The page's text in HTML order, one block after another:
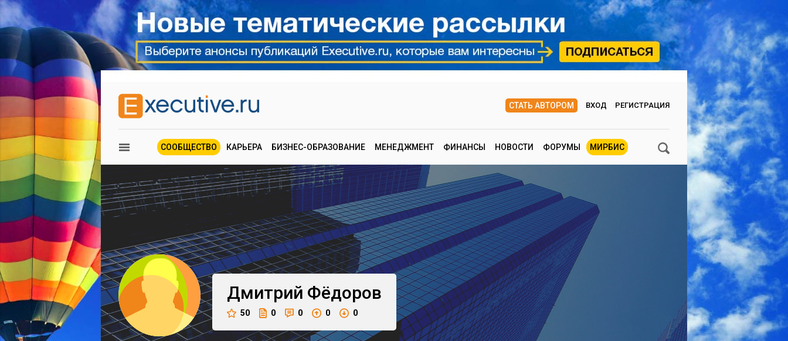
СТАТЬ АВТОРОМ ВХОД РЕГИСТРАЦИЯ
СООБЩЕСТВО КАРЬЕРА БИЗНЕС-ОБРАЗОВАНИЕ МЕНЕДЖМЕНТ ФИНАНСЫ НОВОСТИ ФОРУМЫ МИРБИС
Дмитрий Фёдоров
50 0 0 0 0